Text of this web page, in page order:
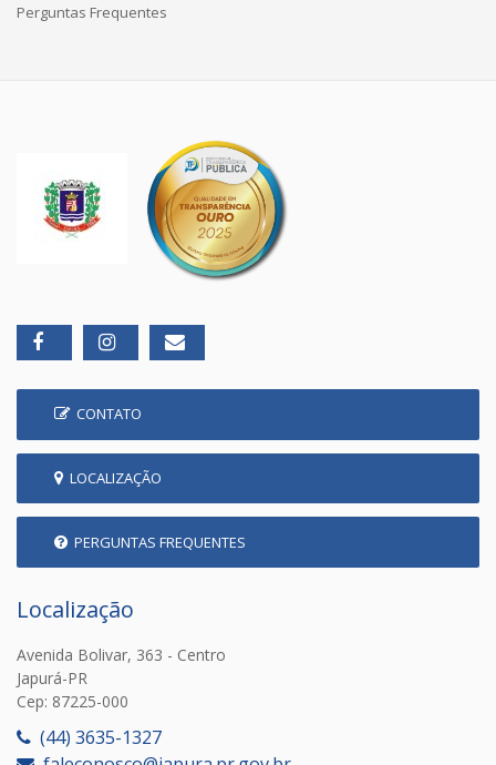
Perguntas Frequentes
CONTATO
LOCALIZAÇÃO
PERGUNTAS FREQUENTES
Localização
Avenida Bolivar, 363 - Centro
Japurá-PR
Cep: 87225-000
(44) 3635-1327